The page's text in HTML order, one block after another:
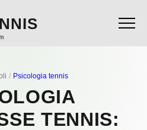
Psicologia tennis
TENNIS: